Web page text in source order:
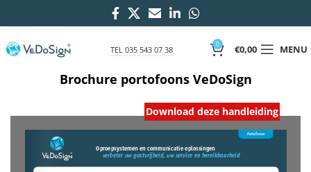
TEL 035 543 07 38
0 €0,00 MENU
Brochure portofoons VeDoSign
Download deze handleiding